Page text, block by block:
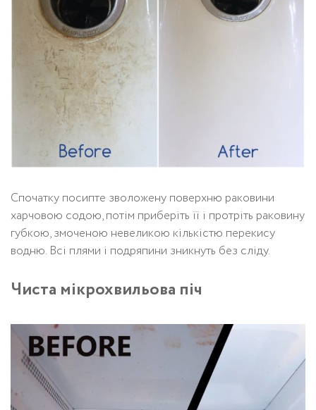
Спочатку посипте зволожену поверхню раковини
харчовою содою, потім приберіть її і протріть раковину
губкою, змоченою невеликою кількістю перекису
водню. Всі плями і подряпини зникнуть без сліду.
Чиста мікрохвильова піч